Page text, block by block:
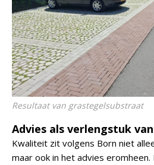
Resultaat van grastegelsubstraat
Advies als verlengstuk
Kwaliteit zit volgens Born niet
maar ook in het advies